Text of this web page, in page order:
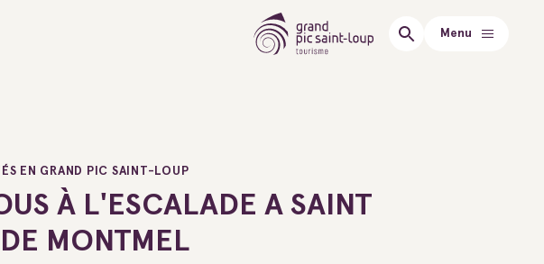
Menu
EN GRAND PIC SAINT-LOUP
À L'ESCALADE A SAINT
MONTMEL